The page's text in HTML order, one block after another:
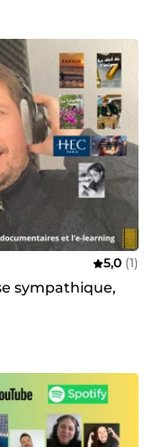
5,0 (1)
sympathique,